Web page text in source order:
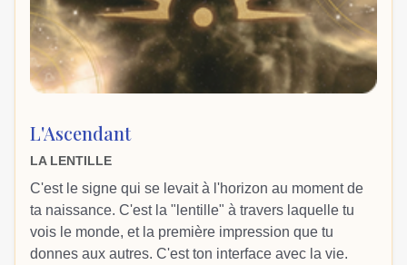
L'Ascendant
LA LENTILLE
C'est le signe qui se levait à l'horizon au moment de
ta naissance. C'est la "lentille" à travers laquelle tu
vois le monde, et la première impression que tu
donnes aux autres. C'est ton interface avec la vie.